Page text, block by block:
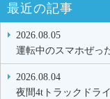
最近の記事
2026.08.05
運転中のスマホぜっ
2026.08.04
夜間4tトラックドラ